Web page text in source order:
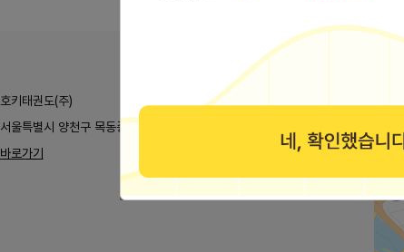
호키태권도(주)
서울특별시 양천구 목동중앙본로1길 47 2층
바로가기